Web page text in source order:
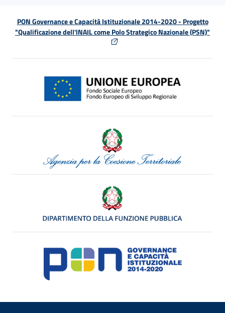
PON Governance e Capacità Istituzionale 2014-2020 - Progetto
"Qualificazione dell'INAIL come Polo Strategico Nazionale (PSN)"